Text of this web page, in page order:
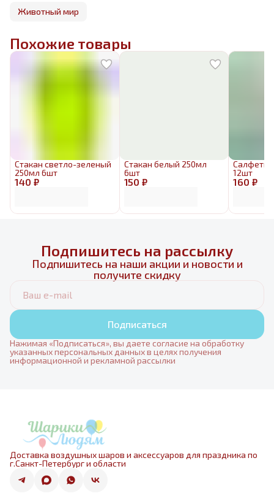
Животный мир
Похожие товары
140 ₽
Стакан светло-зеленый
250мл 6шт
150 ₽
Стакан белый 250мл
6шт
160 ₽
12шт
Подпишитесь на рассылку
Подпишитесь на наши акции и новости и
получите скидку
Подписаться
Нажимая «Подписаться», вы даете согласие на обработку
указанных персональных данных в целях получения
информационной и рекламной рассылки
Доставка воздушных шаров и аксессуаров для праздника по
г.Санкт-Петербург и области